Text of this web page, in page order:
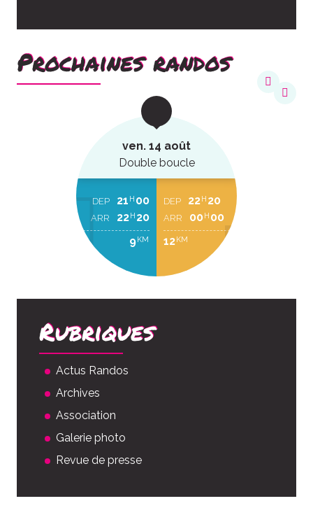
Prochaines randos
ven. 14 août
Double boucle
DEP 21 H 00
ARR 22H 20
9KM
DEP 22H 20
ARR 00H 00
12KM
Rubriques
Actus Randos
Archives
Association
Galerie photo
Revue de presse